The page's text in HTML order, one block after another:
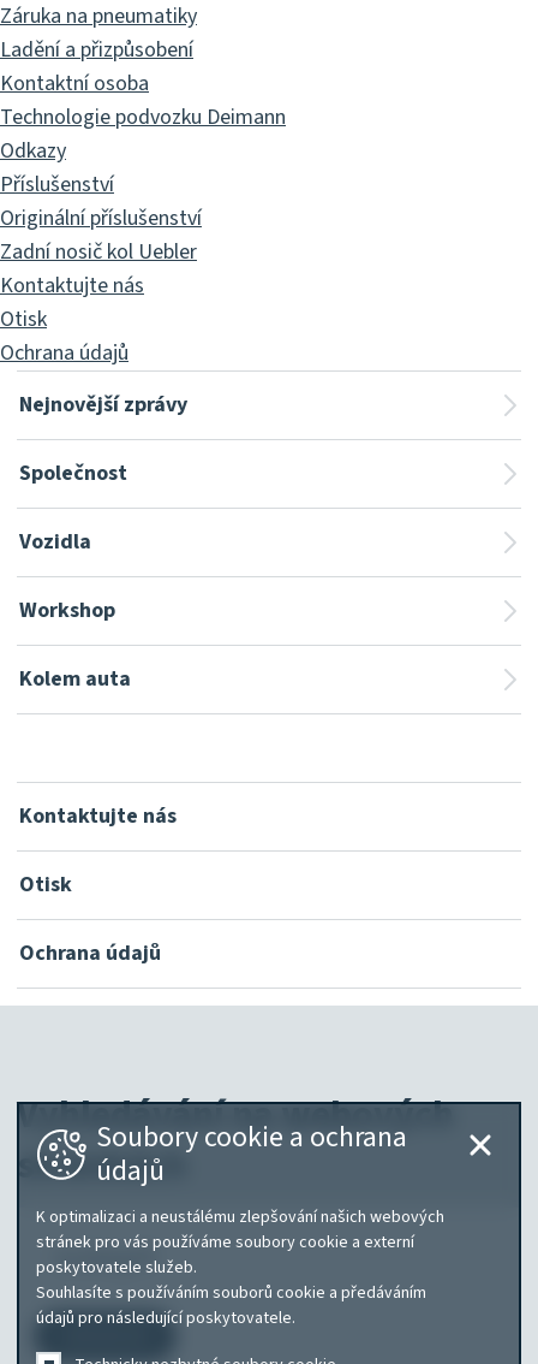
Záruka na pneumatiky
Ladění a přizpůsobení
Kontaktní osoba
Technologie podvozku Deimann
Odkazy
Příslušenství
Originální příslušenství
Zadní nosič kol Uebler
Kontaktujte nás
Otisk
Ochrana údajů
Nejnovější zprávy
Společnost
Vozidla
Workshop
Kolem auta
Kontaktujte nás
Otisk
Ochrana údajů
Vyhledávání na webových
stránkách
Co
hledáte?
Soubory cookie a ochrana
údajů
K optimalizaci a neustálému zlepšování našich webových
stránek pro vás používáme soubory cookie a externí
poskytovatele služeb.
Souhlasíte s používáním souborů cookie a předáváním
údajů pro následující poskytovatele.